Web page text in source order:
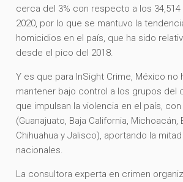
cerca del 3% con respecto a los
2020, por lo que se mantuvo la
homicidios en el país, que ha sido
desde el pico del 2018.
Y es que para InSight Crime, México no
mantener bajo control a los grupos del
que impulsan la violencia en el país,
(Guanajuato, Baja California,
Chihuahua y Jalisco), aportando la
nacionales.
La consultora experta en crimen